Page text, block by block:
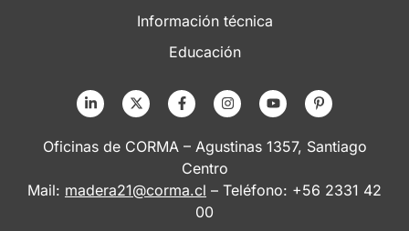
Información técnica
Educación
Oficinas de CORMA – Agustinas 1357, Santiago
Centro
Mail: madera21@corma.cl – Teléfono: +56 2331 42
00